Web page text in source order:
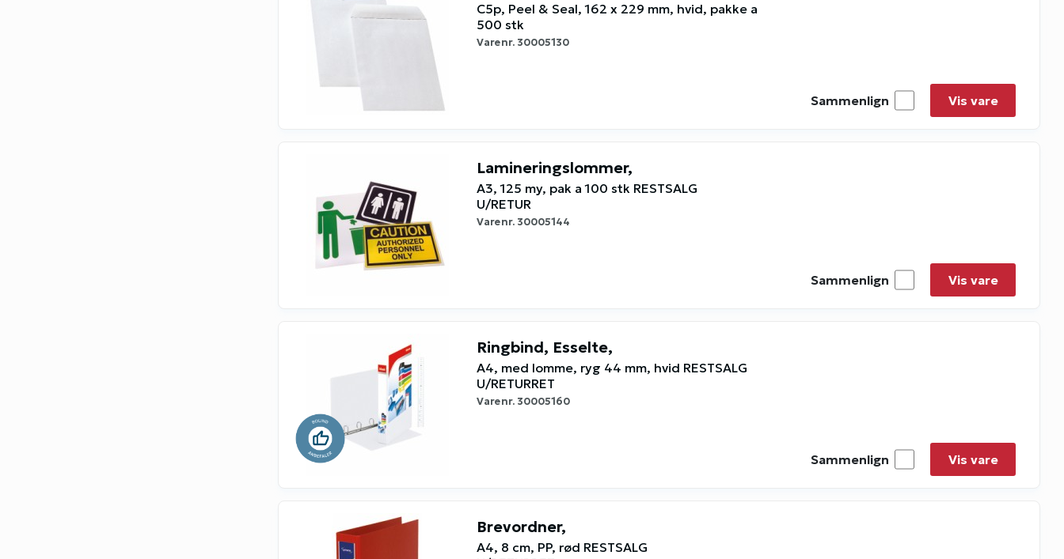
C5p, Peel & Seal, 162 x 229 mm, hvid, pakke a
500 stk
Varenr. 30005130
Sammenlign Vis vare
Lamineringslommer,
A3, 125 my, pak a 100 stk RESTSALG
U/RETUR
Varenr. 30005144
Sammenlign Vis vare
Ringbind, Esselte,
A4, med lomme, ryg 44 mm, hvid RESTSALG
U/RETURRET
Varenr. 30005160
Sammenlign Vis vare
Brevordner,
A4, 8 cm, PP, rød RESTSALG